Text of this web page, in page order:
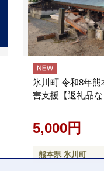
氷川町 令和8年熊
害支援【返礼品な
5,000円
熊本県 氷川町